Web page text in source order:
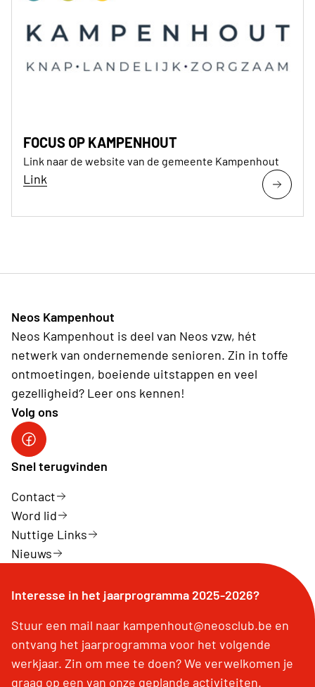
FOCUS OP KAMPENHOUT
Link naar de website van de gemeente Kampenhout
Link
Neos Kampenhout
Neos Kampenhout is deel van Neos vzw, hét
netwerk van ondernemende senioren. Zin in toffe
ontmoetingen, boeiende uitstappen en veel
gezelligheid? Leer ons kennen!
Volg ons
Snel terugvinden
Contact
Word lid
Nuttige Links
Nieuws
Interesse in het jaarprogramma 2025-2026?
Stuur een mail naar kampenhout@neosclub.be en
ontvang het jaarprogramma voor het volgende
werkjaar. Zin om mee te doen? We verwelkomen je
graag op een van onze geplande activiteiten.